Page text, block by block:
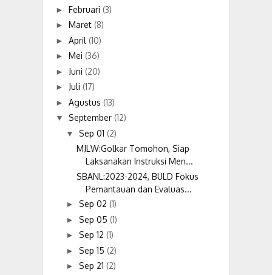
► Februari (3)
► Maret (8)
► April (10)
► Mei (36)
► Juni (20)
► Juli (17)
► Agustus (13)
▼ September (12)
▼ Sep 01 (2)
MJLW:Golkar Tomohon, Siap
Laksanakan Instruksi Men...
SBANL:2023-2024, BULD Fokus
Pemantauan dan Evaluas...
► Sep 02 (1)
► Sep 05 (1)
► Sep 12 (1)
► Sep 15 (2)
► Sep 21 (2)